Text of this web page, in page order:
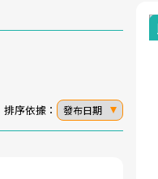
排序依據： 發布日期